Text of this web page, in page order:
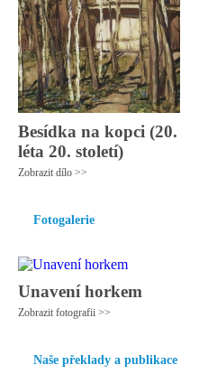
Besídka na kopci (20.
léta 20. století)
Zobrazit dílo >>
Fotogalerie
Unavení horkem
Zobrazit fotografii >>
Naše překlady a publikace